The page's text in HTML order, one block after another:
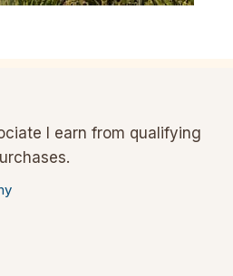
I earn from qualifying